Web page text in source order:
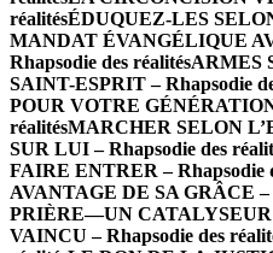
réalitésÉDUQUEZ-LES
MANDAT ÉVANGÉLIQUE
Rhapsodie des réalitésARMES
SAINT-ESPRIT – Rhapsodie
POUR VOTRE
réalitésMARCHER SELON
SUR LUI – Rhapsodie des
FAIRE ENTRER – Rhapsodie
AVANTAGE DE SA GRÂCE –
PRIÈRE—UN CATALYSEUR
VAINCU – Rhapsodie des